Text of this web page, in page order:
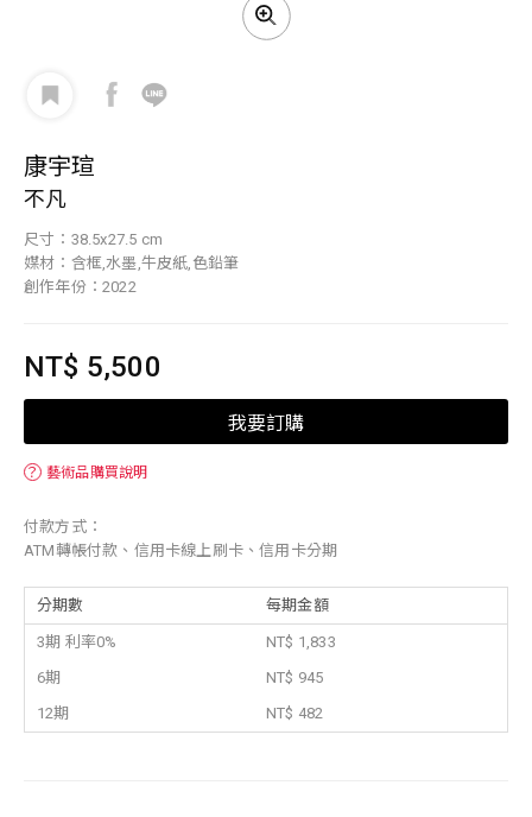
康宇瑄
不凡
尺寸：38.5x27.5 cm
媒材：含框,水墨,牛皮紙,色鉛筆
創作年份：2022
NT$ 5,500
我要訂購
？ 藝術品購買說明
付款方式：
ATM轉帳付款、信用卡線上刷卡、信用卡分期
分期數 每期金額
3期 利率0%
NT$ 1,833
6期
NT$ 945
12期
NT$ 482